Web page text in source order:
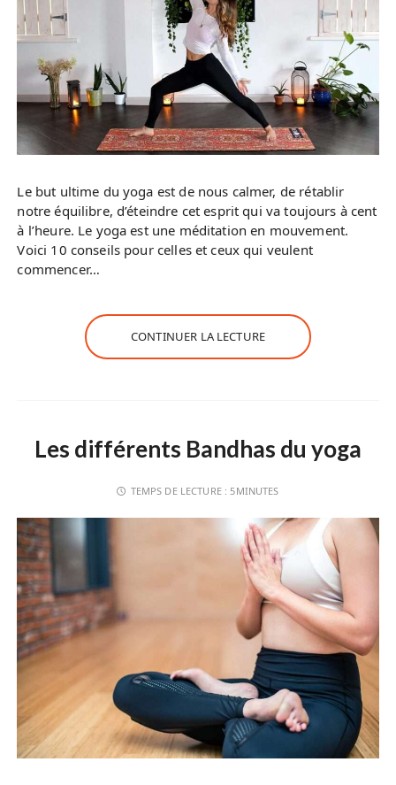
Le but ultime du yoga est de nous calmer, de rétablir
notre équilibre, d’éteindre cet esprit qui va toujours à cent
à l’heure. Le yoga est une méditation en mouvement.
Voici 10 conseils pour celles et ceux qui veulent
commencer…
CONTINUER LA LECTURE
Les différents Bandhas du yoga
TEMPS DE LECTURE : 5MINUTES